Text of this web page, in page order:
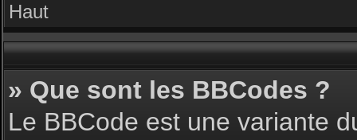
Haut
» Que sont les BBCodes ?
Le BBCode est une variante